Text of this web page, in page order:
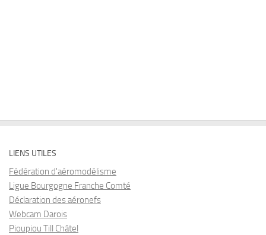
LIENS UTILES
Fédération d'aéromodélisme
Ligue Bourgogne Franche Comté
Déclaration des aéronefs
Webcam Darois
Pioupiou Till Châtel